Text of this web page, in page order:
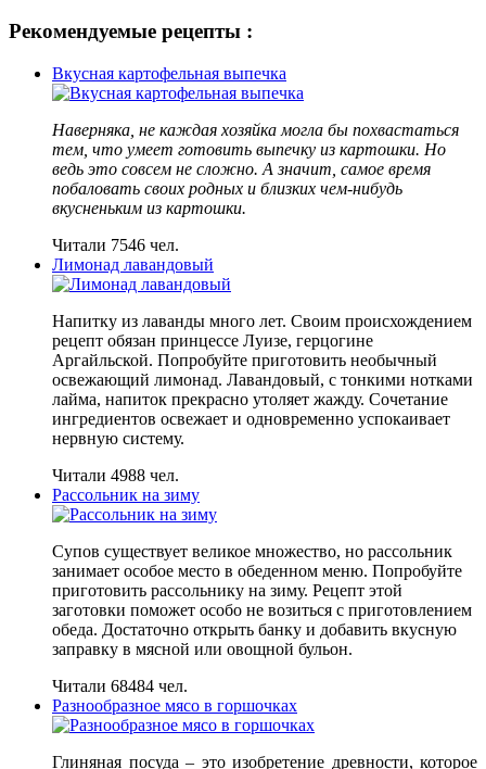
Рекомендуемые рецепты :
Вкусная картофельная выпечка
Наверняка, не каждая хозяйка могла бы похвастаться
тем, что умеет готовить выпечку из картошки. Но
ведь это совсем не сложно. А значит, самое время
побаловать своих родных и близких чем-нибудь
вкусненьким из картошки.
Читали 7546 чел.
Лимонад лавандовый
Напитку из лаванды много лет. Своим происхождением
рецепт обязан принцессе Луизе, герцогине
Аргайльской. Попробуйте приготовить необычный
освежающий лимонад. Лавандовый, с тонкими нотками
лайма, напиток прекрасно утоляет жажду. Сочетание
ингредиентов освежает и одновременно успокаивает
нервную систему.
Читали 4988 чел.
Рассольник на зиму
Супов существует великое множество, но рассольник
занимает особое место в обеденном меню. Попробуйте
приготовить рассольнику на зиму. Рецепт этой
заготовки поможет особо не возиться с приготовлением
обеда. Достаточно открыть банку и добавить вкусную
заправку в мясной или овощной бульон.
Читали 68484 чел.
Разнообразное мясо в горшочках
Глиняная посуда – это изобретение древности, которое